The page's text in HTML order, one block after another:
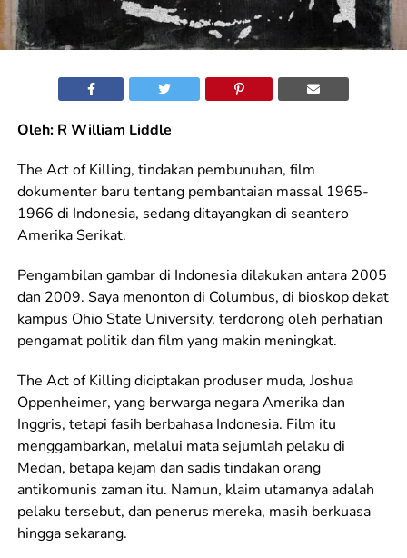
Oleh: R William Liddle
The Act of Killing, tindakan pembunuhan, film
dokumenter baru tentang pembantaian massal 1965-
1966 di Indonesia, sedang ditayangkan di seantero
Amerika Serikat.
Pengambilan gambar di Indonesia dilakukan antara 2005
dan 2009. Saya menonton di Columbus, di bioskop dekat
kampus Ohio State University, terdorong oleh perhatian
pengamat politik dan film yang makin meningkat.
The Act of Killing diciptakan produser muda, Joshua
Oppenheimer, yang berwarga negara Amerika dan
Inggris, tetapi fasih berbahasa Indonesia. Film itu
menggambarkan, melalui mata sejumlah pelaku di
Medan, betapa kejam dan sadis tindakan orang
antikomunis zaman itu. Namun, klaim utamanya adalah
pelaku tersebut, dan penerus mereka, masih berkuasa
hingga sekarang.